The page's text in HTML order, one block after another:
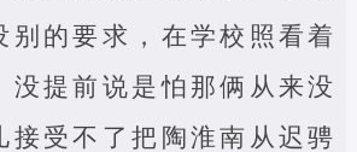
别的要求，在学校照看着
没提前说是怕那俩从来没
接受不了把陶淮南从迟骋